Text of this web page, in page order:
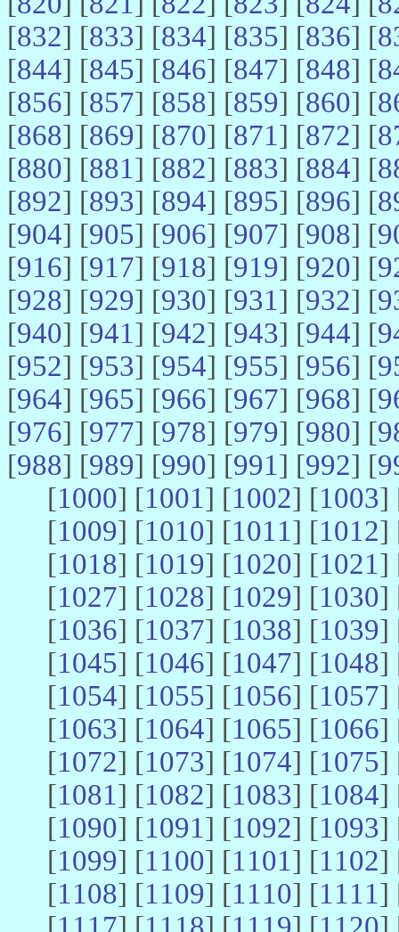
[832] [833] [834] [835] [836] [
[844] [845] [846] [847] [848] [
[856] [857] [858] [859] [860] [
[868] [869] [870] [871] [872] [
[880] [881] [882] [883] [884] [
[892] [893] [894] [895] [896] [
[904] [905] [906] [907] [908] [
[916] [917] [918] [919] [920] [
[928] [929] [930] [931] [932] [
[940] [941] [942] [943] [944] [
[952] [953] [954] [955] [956] [
[964] [965] [966] [967] [968] [
[976] [977] [978] [979] [980] [
[988] [989] [990] [991] [992] [
[1000] [1001] [1002] [1003]
[1009] [1010] [1011] [1012]
[1018] [1019] [1020] [1021]
[1027] [1028] [1029] [1030]
[1036] [1037] [1038] [1039]
[1045] [1046] [1047] [1048]
[1054] [1055] [1056] [1057]
[1063] [1064] [1065] [1066]
[1072] [1073] [1074] [1075]
[1081] [1082] [1083] [1084]
[1090] [1091] [1092] [1093]
[1099] [1100] [1101] [1102]
[1108] [1109] [1110] [1111]